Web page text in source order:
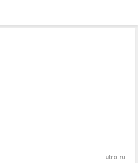
utro.ru